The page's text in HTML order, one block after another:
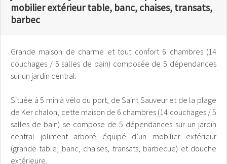
mobilier extérieur table, banc, chaises, transats,
barbec
Grande maison de charme et tout confort 6 chambres (14
couchages / 5 salles de bain) composée de 5 dépendances
sur un jardin central.
Située à 5 min à vélo du port, de Saint Sauveur et de la plage
de Ker chalon, cette maison de 6 chambres (14 couchages / 5
salles de bain) se compose de 5 dépendances sur un jardin
central joliment arboré équipé d’un mobilier extérieur
(grande table, banc, chaises, transats, barbecue) et douche
extérieure.